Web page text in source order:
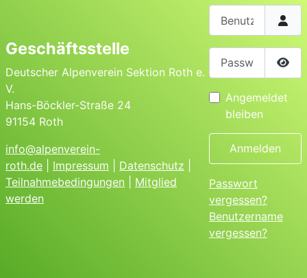
Geschäftsstelle
Deutscher Alpenverein Sektion Roth e.
V.
Hans-Böckler-Straße 24
91154 Roth
info@alpenverein-
roth.de
Impressum Datenschutz
Teilnahmebedingungen
Mitglied
werden
Benutzername
Angemeldet
bleiben
Anmelden
Passwort
vergessen?
Benutzername
vergessen?